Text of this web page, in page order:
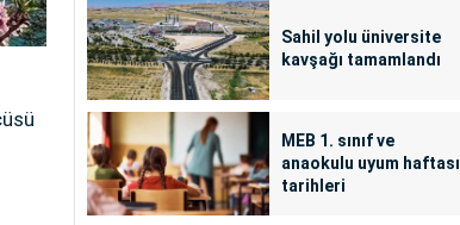
Sahil yolu üniversite
kavşağı tamamlandı
MEB 1. sınıf ve
anaokulu uyum haftası
tarihleri